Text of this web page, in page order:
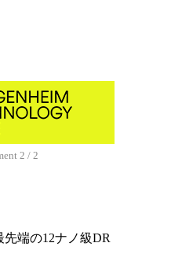
1 / 2
端の12ナノ級DR